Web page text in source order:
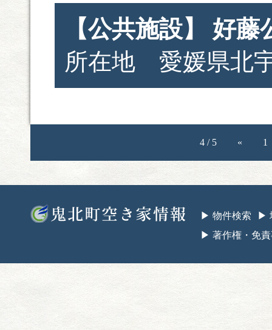
【公共施設】 好藤
所在地 愛媛県北
4 / 5 « 1
鬼北町空き家情
▶︎ 物件検索
▶︎
▶︎ 著作権・免